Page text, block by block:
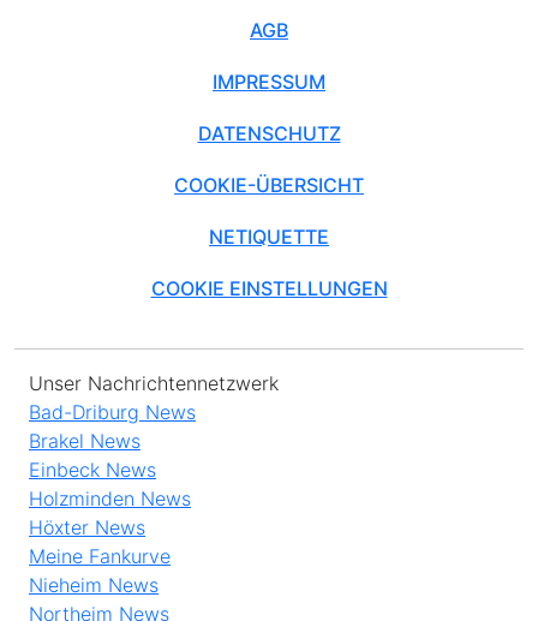
AGB
IMPRESSUM
DATENSCHUTZ
COOKIE-ÜBERSICHT
NETIQUETTE
COOKIE EINSTELLUNGEN
Unser Nachrichtennetzwerk
Bad-Driburg News
Brakel News
Einbeck News
Holzminden News
Höxter News
Meine Fankurve
Nieheim News
Northeim News